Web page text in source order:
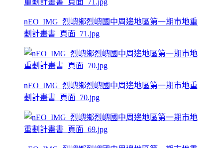
nEO_IMG_烈嶼鄉烈嶼國中周邊地區第一期市地重
劃計畫書_頁面_71.jpg
nEO_IMG_烈嶼鄉烈嶼國中周邊地區第一期市地重
劃計畫書_頁面_70.jpg